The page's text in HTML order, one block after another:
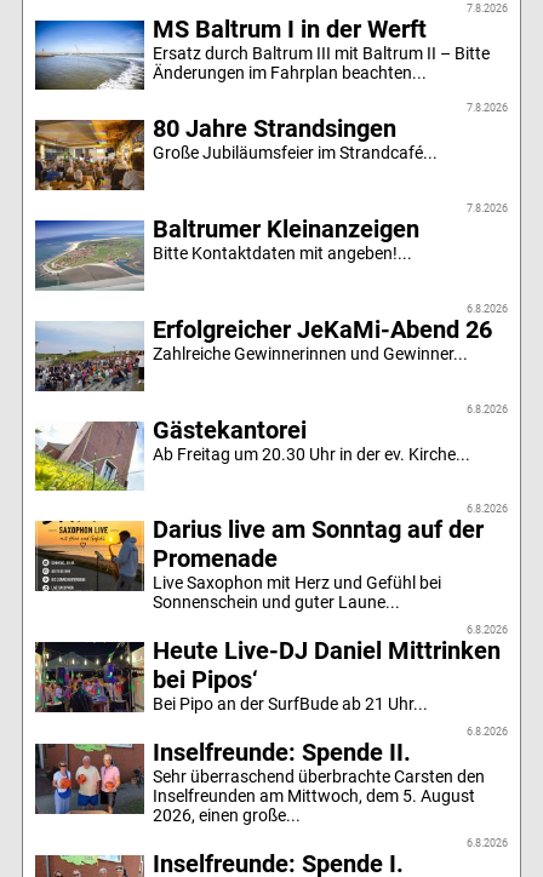
7.8.2026
MS Baltrum I in der Werft
Ersatz durch Baltrum III mit Baltrum II – Bitte
Änderungen im Fahrplan beachten...
7.8.2026
80 Jahre Strandsingen
Große Jubiläumsfeier im Strandcafé...
7.8.2026
Baltrumer Kleinanzeigen
Bitte Kontaktdaten mit angeben!...
6.8.2026
Erfolgreicher JeKaMi-Abend 26
Zahlreiche Gewinnerinnen und Gewinner...
6.8.2026
Gästekantorei
Ab Freitag um 20.30 Uhr in der ev. Kirche...
6.8.2026
Darius live am Sonntag auf der
Promenade
Live Saxophon mit Herz und Gefühl bei
Sonnenschein und guter Laune...
6.8.2026
Heute Live-DJ Daniel Mittrinken
bei Pipos‘
Bei Pipo an der SurfBude ab 21 Uhr...
6.8.2026
Inselfreunde: Spende II.
Sehr überraschend überbrachte Carsten den
Inselfreunden am Mittwoch, dem 5. August
2026, einen große...
6.8.2026
Inselfreunde: Spende I.